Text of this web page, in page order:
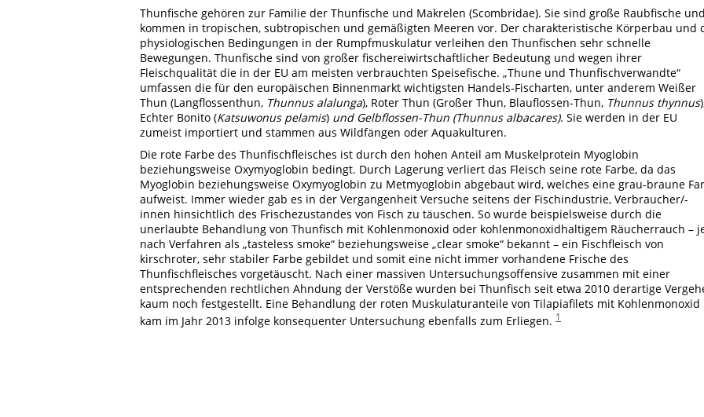
Thunfische gehören zur Familie der Thunfische und Makrelen (Scombridae). Sie sind große Raubfische
kommen in tropischen, subtropischen und gemäßigten Meeren vor. Der charakteristische Körperbau und
physiologischen Bedingungen in der Rumpfmuskulatur verleihen den Thunfischen sehr schnelle
Bewegungen. Thunfische sind von großer fischereiwirtschaftlicher Bedeutung und wegen ihrer
Fleischqualität die in der EU am meisten verbrauchten Speisefische. „Thune und Thunfischverwandte“
umfassen die für den europäischen Binnenmarkt wichtigsten Handels-Fischarten, unter anderem Weißer
Thun (Langflossenthun, Thunnus alalunga), Roter Thun (Großer Thun, Blauflossen-Thun, Thunnus thynnus
Echter Bonito (Katsuwonus pelamis) und Gelbflossen-Thun (Thunnus albacares). Sie werden in der EU
zumeist importiert und stammen aus Wildfängen oder Aquakulturen.
Die rote Farbe des Thunfischfleisches ist durch den hohen Anteil am Muskelprotein Myoglobin
beziehungsweise Oxymyoglobin bedingt. Durch Lagerung verliert das Fleisch seine rote Farbe, da das
Myoglobin beziehungsweise Oxymyoglobin zu Metmyoglobin abgebaut wird, welches eine grau-braune
aufweist. Immer wieder gab es in der Vergangenheit Versuche seitens der Fischindustrie, Verbraucher/-
innen hinsichtlich des Frischezustandes von Fisch zu täuschen. So wurde beispielsweise durch die
unerlaubte Behandlung von Thunfisch mit Kohlenmonoxid oder kohlenmonoxidhaltigem Räucherrauch –
nach Verfahren als „tasteless smoke“ beziehungsweise „clear smoke“ bekannt – ein Fischfleisch von
kirschroter, sehr stabiler Farbe gebildet und somit eine nicht immer vorhandene Frische des
Thunfischfleisches vorgetäuscht. Nach einer massiven Untersuchungsoffensive zusammen mit einer
entsprechenden rechtlichen Ahndung der Verstöße wurden bei Thunfisch seit etwa 2010 derartige
kaum noch festgestellt. Eine Behandlung der roten Muskulaturanteile von Tilapiafilets mit Kohlenmonoxid
kam im Jahr 2013 infolge konsequenter Untersuchung ebenfalls zum Erliegen. 1